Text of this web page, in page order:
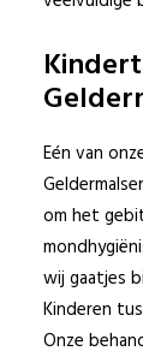
Privacy
Eén van
om het
wij gaatjes
Kinderen
Onze